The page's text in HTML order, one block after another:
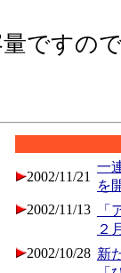
量ですの
2002/11/21
一
を
2002/11/13
「
２
2002/10/28 新